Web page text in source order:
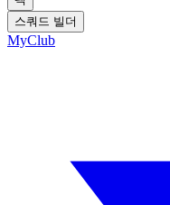
스쿼드 빌더
MyClub